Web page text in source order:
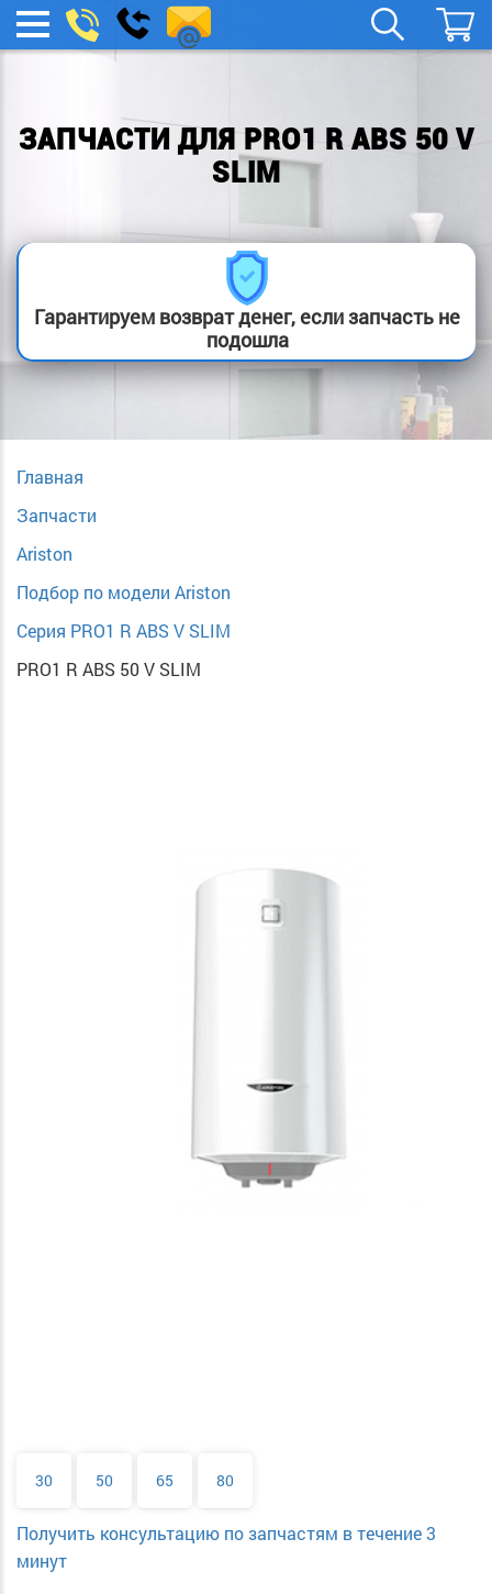
МЕНЮ
boylera@yandex.ru
Заказать
звонок
ЗАПЧАСТИ ДЛЯ PRO1 R ABS 50 V
SLIM
Гарантируем возврат денег, если запчасть не
подошла
Главная
Запчасти
Ariston
Подбор по модели Ariston
Серия PRO1 R ABS V SLIM
PRO1 R ABS 50 V SLIM
30 50 65 80
Получить консультацию по запчастям в течение 3
минут